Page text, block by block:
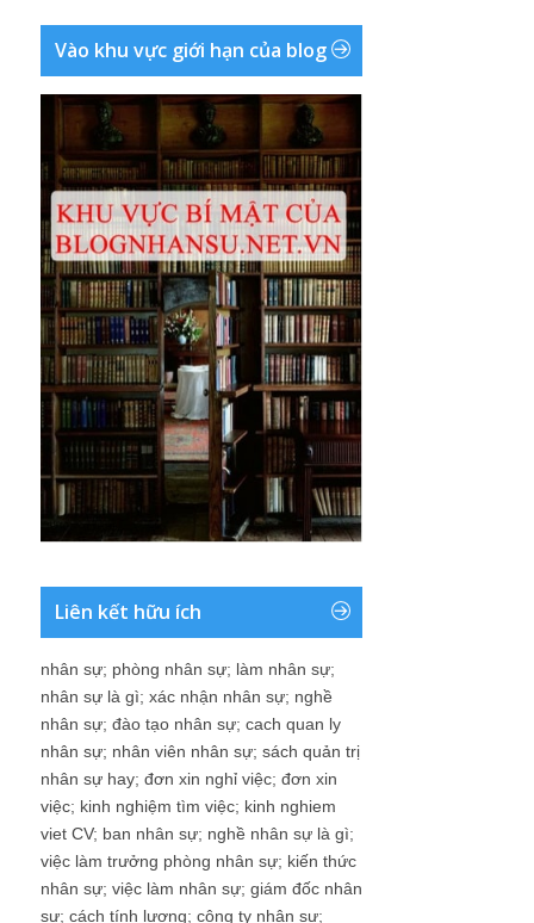
Vào khu vực giới hạn của blog
Liên kết hữu ích
nhân sự; phòng nhân sự; làm nhân sự;
nhân sự là gì; xác nhận nhân sự; nghề
nhân sự; đào tạo nhân sự; cach quan ly
nhân sự; nhân viên nhân sự; sách quản trị
nhân sự hay; đơn xin nghỉ việc; đơn xin
việc; kinh nghiệm tìm việc; kinh nghiem
viet CV; ban nhân sự; nghề nhân sự là gì;
việc làm trưởng phòng nhân sự; kiến thức
nhân sự; việc làm nhân sự; giám đốc nhân
sự; cách tính lương; công ty nhân sự;